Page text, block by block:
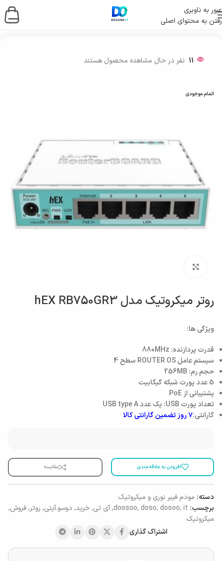
عبور به ناوبری
رفتن به محتوای اصلی
خانه/ شبکه و ارتباطات
11 نفر در حال مشاهده محصول هستند
اتمام موجودی
روتر میکروتیک مدل hEX RB750GR3
ویژگی ها:
قدرت پردازنده: 880MHz
سیستم عامل ROUTER OS سطح 4
حجم رم: 256MB
5 عدد پورت شبکه گیگابیت
پشتیبانی از PoE
تعداد پورت USB: یک عدد USB type A
گارانتی:۷ روز تضمین گارانتی کالا
افزودن به علاقه مندی مقایسه
دسته: مودم فیبر نوری و میکروتیک
برچسب:
doosoo, doso, dosoo, it
,آی تی,خرید, دوسو.آیتی, روتر,فروش,
میکروتیک
اشتراک گذاری